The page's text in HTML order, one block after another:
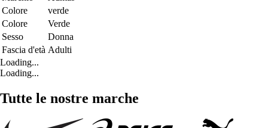
Colore
verde
Colore
Verde
Sesso
Donna
Fascia d'età Adulti
Loading...
Loading...
Tutte le nostre marche